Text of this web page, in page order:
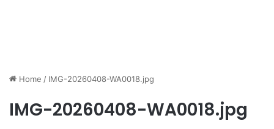
Home / IMG-20260408-WA0018.jpg
IMG-20260408-WA0018.jpg